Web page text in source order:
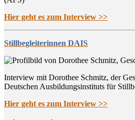
Hier geht es zum Interview >>
Stillbegleiterinnen DAIS
Interview mit Dorothee Schmitz, der
Deutschen Ausbildungsinstituts für
Hier geht es zum Interview >>